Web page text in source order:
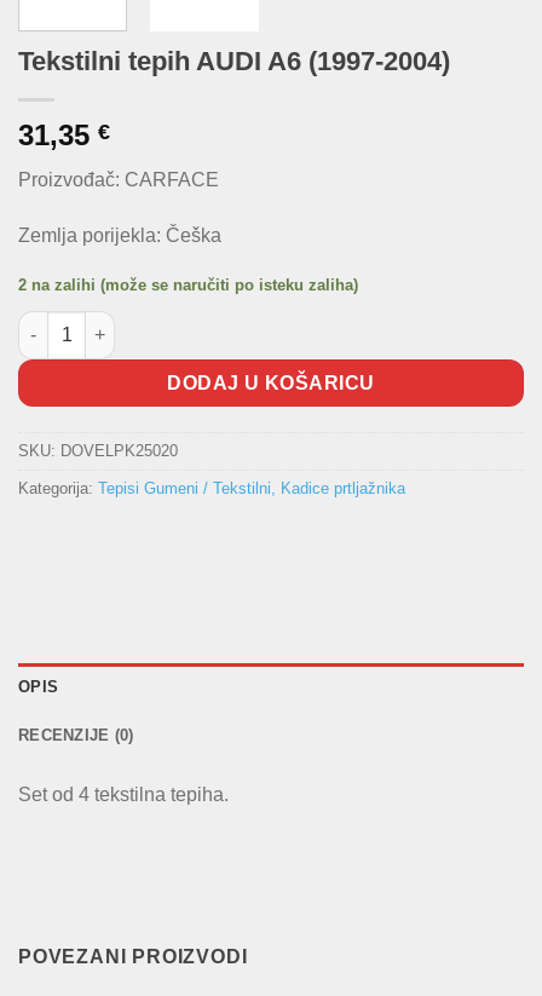
Tekstilni tepih AUDI A6 (1997-2004)
31,35 €
Proizvođač: CARFACE
Zemlja porijekla: Češka
2 na zalihi (može se naručiti po isteku zaliha)
Tekstilni tepih AUDI A6 (1997-2004) količina
DODAJ U KOŠARICU
SKU: DOVELPK25020
Kategorija: Tepisi Gumeni / Tekstilni, Kadice prtljažnika
OPIS
RECENZIJE (0)
Set od 4 tekstilna tepiha.
POVEZANI PROIZVODI